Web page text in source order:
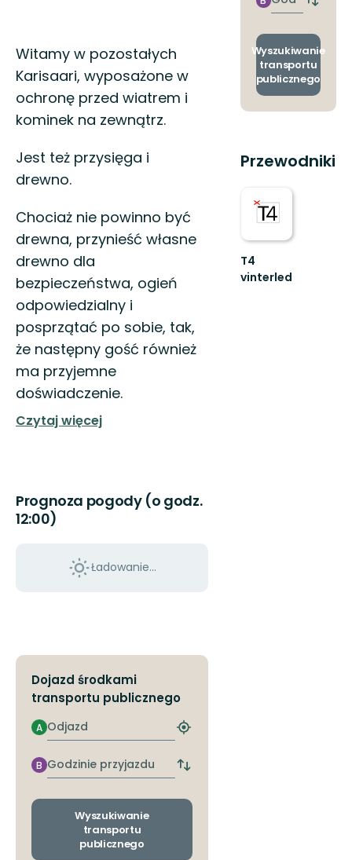
Opis
Witamy w pozostałych
Karisaari, wyposażone w
ochronę przed wiatrem i
kominek na zewnątrz.
Jest też przysięga i
drewno.
Chociaż nie powinno być
drewna, przynieść własne
drewno dla
bezpieczeństwa, ogień
odpowiedzialny i
posprzątać po sobie, tak,
że następny gość również
ma przyjemne
doświadczenie.
Czytaj więcej
Prognoza pogody (o godz.
12:00)
Ładowanie...
Dojazd środkami
transportu publicznego
Odjazd
A
Znajdź
przystanek
Godzinie
przyjazdu
B
Zmiana
odjazdu
Wyszukiwanie
transportu
publicznego
przyjazdu
Zmiana
i
Wyszukiwanie
transportu
publicznego
Przewodniki
T4
vinterled